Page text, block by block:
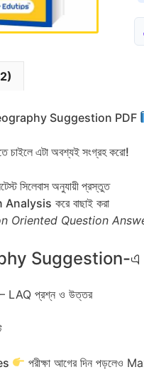
Suggestion PDF
চাইলে এটা অবশ্যই সংগ্রহ করো!
সিলেবাস অনুযায়ী প্রস্তুত
Analysis করে বাছাই করা
Oriented Question
Suggestion-এ
LAQ প্রশ্ন ও উত্তর
পরীক্ষা আগের দিন পড়লেও